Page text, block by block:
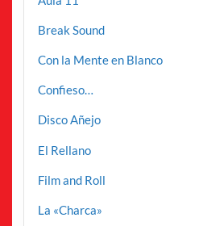
Break Sound
Con la Mente en Blanco
Confieso…
Disco Añejo
El Rellano
Film and Roll
La «Charca»